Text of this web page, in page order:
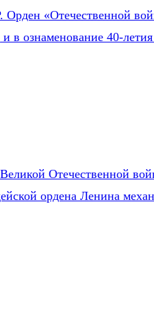
«Отечественной
в ознаменование 40-
Отечественной
ордена Ленина